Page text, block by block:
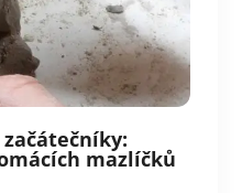
začátečníky:
mazlíčků